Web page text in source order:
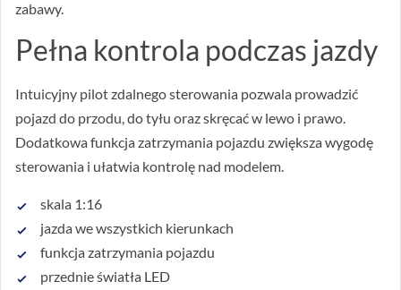
zabawy.
Pełna kontrola podczas jazdy
Intuicyjny pilot zdalnego sterowania pozwala prowadzić
pojazd do przodu, do tyłu oraz skręcać w lewo i prawo.
Dodatkowa funkcja zatrzymania pojazdu zwiększa wygodę
sterowania i ułatwia kontrolę nad modelem.
skala 1:16
jazda we wszystkich kierunkach
funkcja zatrzymania pojazdu
przednie światła LED